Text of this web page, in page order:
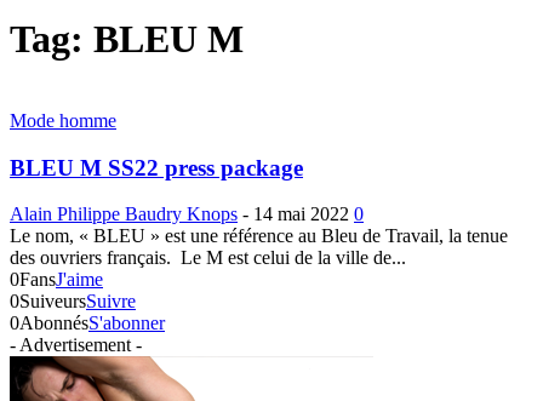
Tag: BLEU M
Mode homme
BLEU M SS22 press package
Alain Philippe Baudry Knops - 14 mai 2022 0
Le nom, « BLEU » est une référence au Bleu de Travail, la tenue
des ouvriers français. Le M est celui de la ville de...
0FansJ'aime
0SuiveursSuivre
0AbonnésS'abonner
- Advertisement -